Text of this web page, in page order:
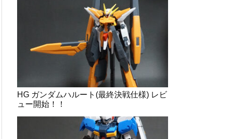
HG ガンダムハルート(最終決戦仕様) レビ
ュー開始！！